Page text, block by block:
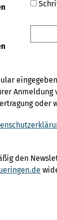
oder
den